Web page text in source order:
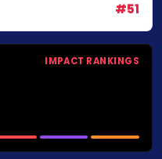
#51
IMPACT RANKINGS